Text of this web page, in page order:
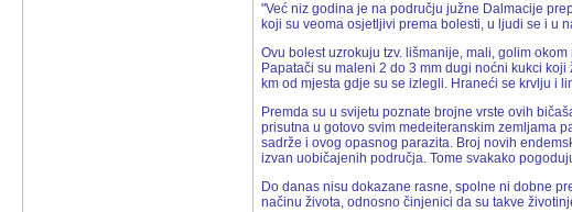
"Već niz godina je na području južne Dalmacije
koji su veoma osjetljivi prema bolesti, u ljudi se i u
Ovu bolest uzrokuju tzv. lišmanije, mali, golim
Papatači su maleni 2 do 3 mm dugi noćni kukci
km od mjesta gdje su se izlegli. Hraneći se krvlju i
Premda su u svijetu poznate brojne vrste ovih
prisutna u gotovo svim medeiteranskim zemljama
sadrže i ovog opasnog parazita. Broj novih
izvan uobičajenih područja. Tome svakako
Do danas nisu dokazane rasne, spolne ni dobne
načinu života, odnosno činjenici da su takve